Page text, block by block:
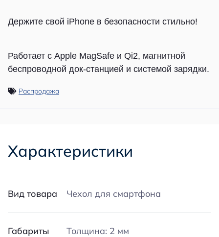
Держите свой iPhone в безопасности стильно!
Работает с Apple MagSafe и Qi2, магнитной
беспроводной док-станцией и системой зарядки.
Распродажа
Характеристики
Вид товара Чехол для смартфона
Габариты Толщина: 2 мм